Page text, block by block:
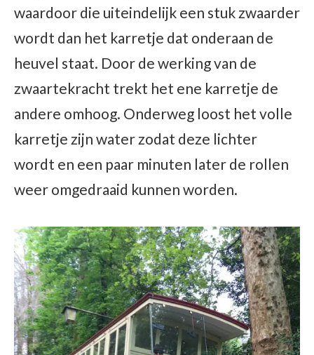
waardoor die uiteindelijk een stuk zwaarder
wordt dan het karretje dat onderaan de
heuvel staat. Door de werking van de
zwaartekracht trekt het ene karretje de
andere omhoog. Onderweg loost het volle
karretje zijn water zodat deze lichter
wordt en een paar minuten later de rollen
weer omgedraaid kunnen worden.